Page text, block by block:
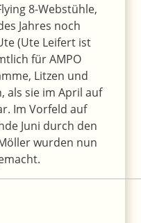
8-Webstühle,
Jahres noch
(Ute Leifert ist
für AMPO
Litzen und
als sie im April auf
Im Vorfeld auf
Juni durch den
wurden nun